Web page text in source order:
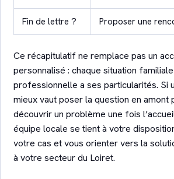
Fin de lettre ? Proposer une
Ce récapitulatif ne remplace pas un
personnalisé : chaque situation
professionnelle a ses particularités. Si
mieux vaut poser la question en amont
découvrir un problème une fois
équipe locale se tient à votre
votre cas et vous orienter vers la
à votre secteur du Loiret.